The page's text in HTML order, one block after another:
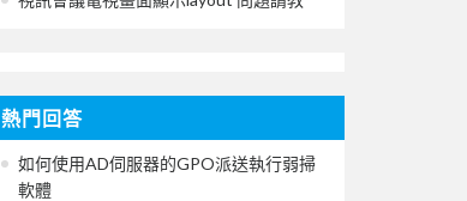
熱門回答
如何使用AD伺服器的GPO派送執行弱掃
軟體